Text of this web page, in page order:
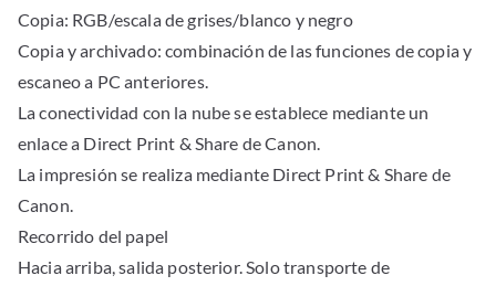
Copia: RGB/escala de grises/blanco y negro
Copia y archivado: combinación de las funciones de copia y
escaneo a PC anteriores.
La conectividad con la nube se establece mediante un
enlace a Direct Print & Share de Canon.
La impresión se realiza mediante Direct Print & Share de
Canon.
Recorrido del papel
Hacia arriba, salida posterior. Solo transporte de